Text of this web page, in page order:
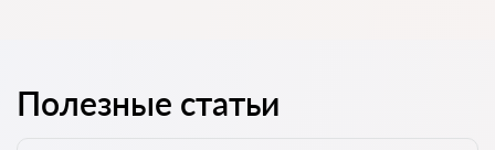
Полезные статьи